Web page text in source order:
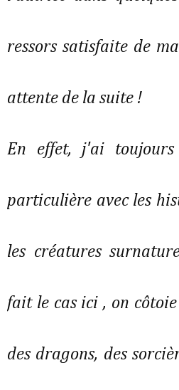
ressors satisfaite de
attente de la suite !
En effet, j'ai toujours
particulière avec les
les créatures
fait le cas ici , on
des dragons, des